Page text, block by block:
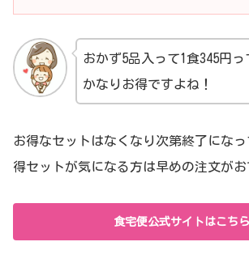
おかず5品入って1食345円っ
かなりお得ですよね！
お得なセットはなくなり次第終了にな
得セットが気になる方は早めの注文がお
食宅便公式サイトはこちら